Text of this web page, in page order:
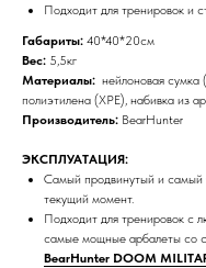
Подходит для тренировок и
Габариты: 40*40*20см
Вес: 5,5кг
Материалы: нейлоновая сумка
полиэтилена (XPE), набивка из
Производитель: BearHunter
ЭКСПЛУАТАЦИЯ:
Самый продвинутый и
текущий момент.
Подходит для тренировок с
самые мощные арбалеты со
BearHunter DOOM